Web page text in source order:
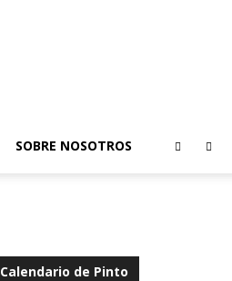
SOBRE NOSOTROS
Calendario de Pinto